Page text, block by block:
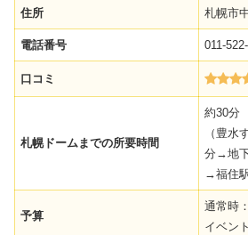
住所 札幌市
電話番号 011-
口コミ
札幌ドームまでの所要時間
約30分
（豊水
分→地
→福住
予算
通常時
イベン